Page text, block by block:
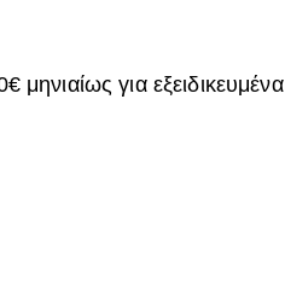
για εξειδικευμένα